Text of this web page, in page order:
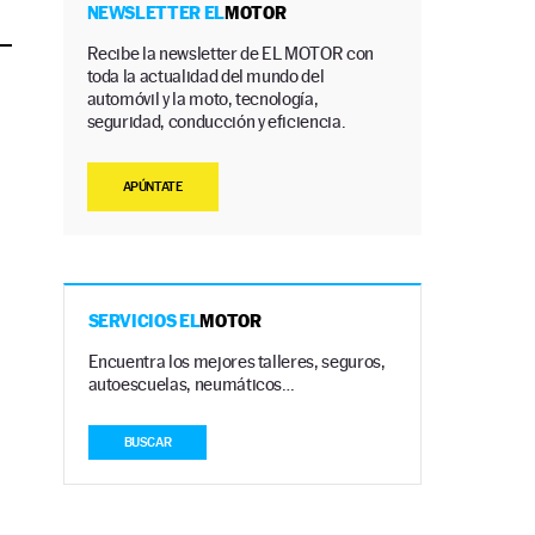
NEWSLETTER ELMOTOR
Recibe la newsletter de EL MOTOR con
toda la actualidad del mundo del
automóvil y la moto, tecnología,
seguridad, conducción y eficiencia.
APÚNTATE
SERVICIOS ELMOTOR
Encuentra los mejores talleres, seguros,
autoescuelas, neumáticos…
BUSCAR